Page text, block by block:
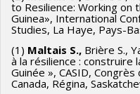
to Resilience: Working on
Guinea», International
Studies, La Haye, Pays-
(1) Maltais S., Brière S.,
à la résilience : construire
Guinée », CASID,
Canada, Régina,